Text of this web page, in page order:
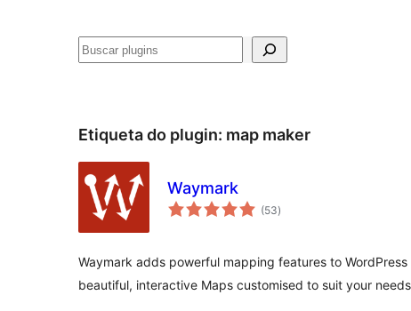
Buscar
Etiqueta do plugin: map maker
Waymark
(53valoracións
totais
)
Waymark adds powerful mapping features to
beautiful, interactive Maps customised to suit your